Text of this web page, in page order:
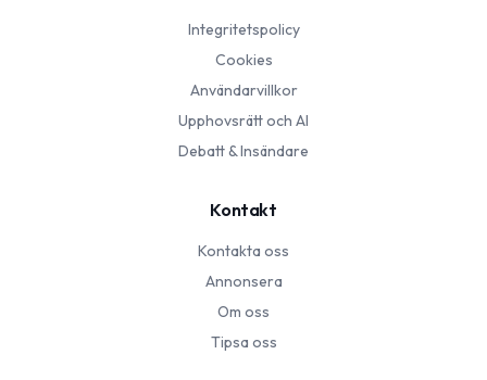
Integritetspolicy
Cookies
Användarvillkor
Upphovsrätt och AI
Debatt & Insändare
Kontakt
Kontakta oss
Annonsera
Om oss
Tipsa oss